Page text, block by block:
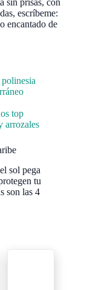
sin prisas, con
escríbeme:
encantado de
top
arrozales
sol pega
tu
son las 4